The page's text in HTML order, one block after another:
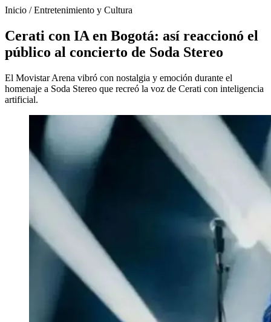
Inicio /Entretenimiento y Cultura
Cerati con IA en Bogotá: así reaccionó el
público al concierto de Soda Stereo
El Movistar Arena vibró con nostalgia y emoción durante el
homenaje a Soda Stereo que recreó la voz de Cerati con inteligencia
artificial.